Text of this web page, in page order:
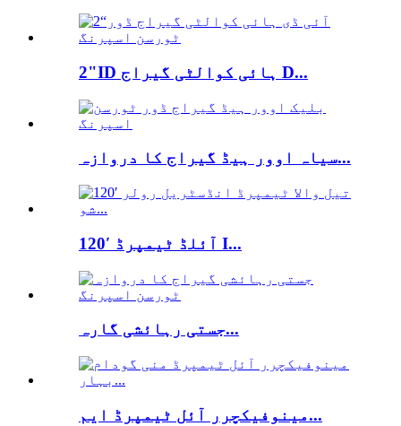
2"ID ہائی کوالٹی گیراج D...
سیاہ اوور ہیڈ گیراج کا دروازہ...
120′ آئلڈ ٹیمپرڈ I...
جستی رہائشی گارہ...
مینوفیکچرر آئل ٹیمپرڈ ایم...